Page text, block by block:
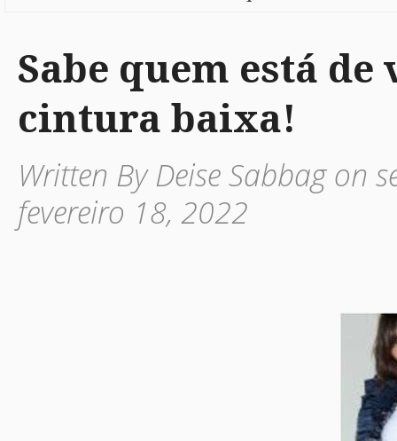
Sabe quem está de
cintura baixa!
Written By Deise Sabbag on
fevereiro 18, 2022